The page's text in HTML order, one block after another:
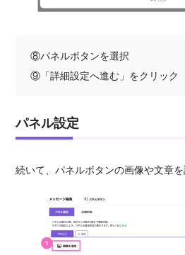
⑧パネルボタンを選択
⑨「詳細設定へ進む」をクリック
パネル設定
続いて、パネルボタンの画像や文章を